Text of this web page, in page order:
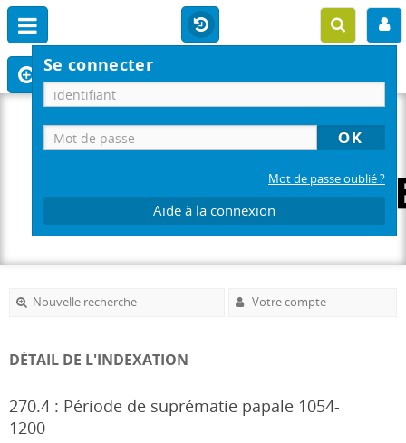
Se connecter
Mot de passe oublié ?
Aide à la connexion
Nouvelle recherche Votre compte
DÉTAIL DE L'INDEXATION
270.4 : Période de suprématie papale 1054-
1200